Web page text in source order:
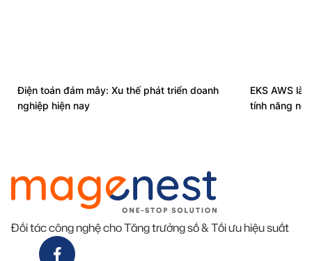
Điện toán đám mây: Xu thế phát triển doanh
nghiệp hiện nay
EKS AWS là
tính năng nổi
Đối tác công nghệ cho Tăng trưởng số & Tối ưu hiệu suất